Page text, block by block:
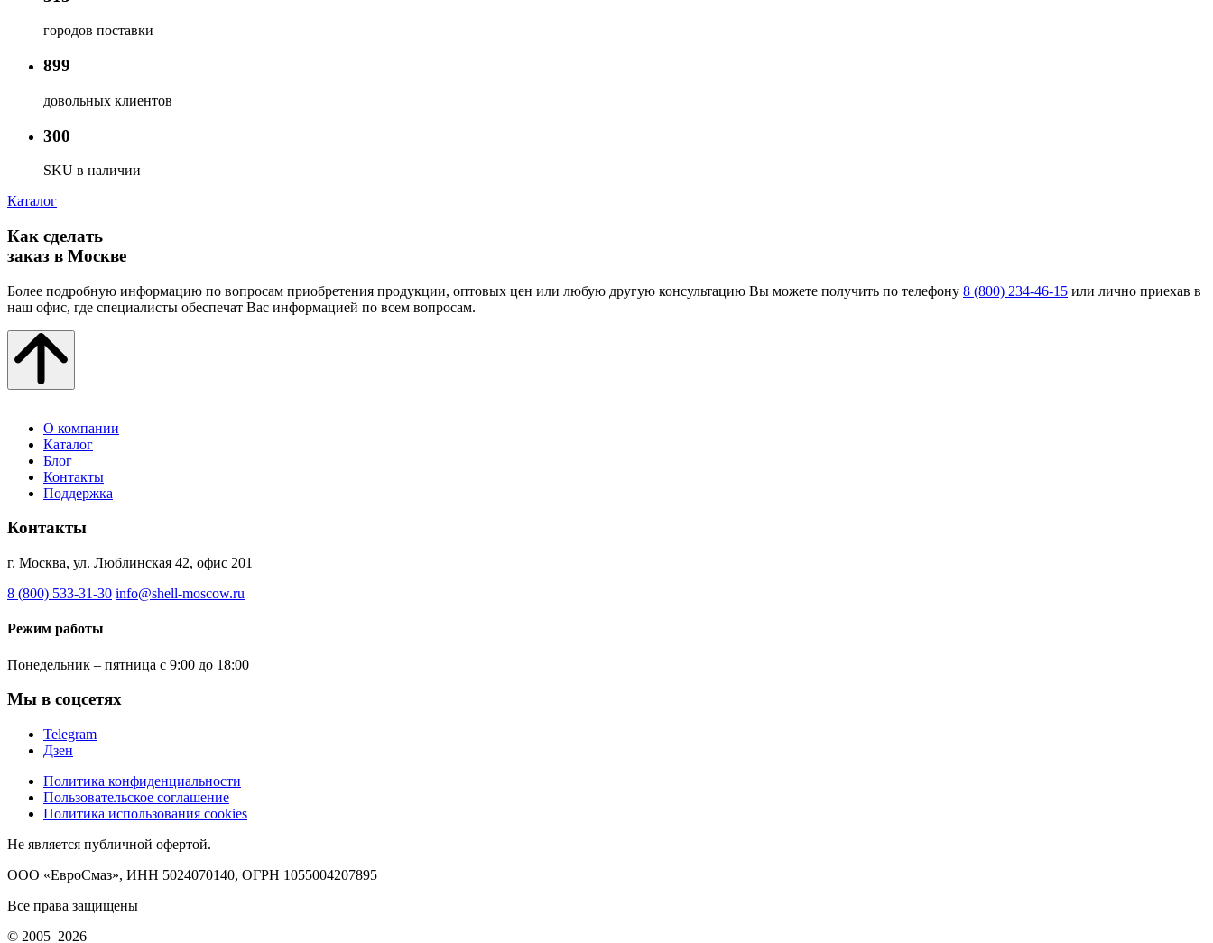
городов поставки
899
довольных клиентов
300
SKU в наличии
Каталог
Как сделать
заказ в Москве
Более подробную информацию по вопросам приобретения продукции, оптовых цен или любую другую консультацию Вы можете получить по телефону 8 (800) 234-46-15 или лично приехав в
наш офис, где специалисты обеспечат Вас информацией по всем вопросам.
О компании
Каталог
Блог
Контакты
Поддержка
Контакты
г. Москва, ул. Люблинская 42, офис 201
8 (800) 533-31-30 info@shell-moscow.ru
Режим работы
Понедельник – пятница с 9:00 до 18:00
Мы в соцсетях
Telegram
Дзен
Политика конфиденциальности
Пользовательское соглашение
Политика использования cookies
Не является публичной офертой.
ООО «ЕвроСмаз», ИНН 5024070140, ОГРН 1055004207895
Все права защищены
© 2005–2026